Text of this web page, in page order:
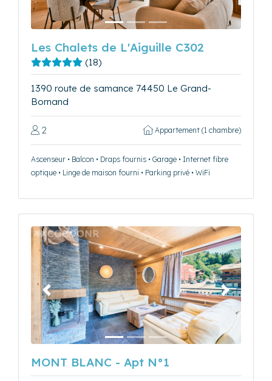
Les Chalets de L'Aiguille C302
(18)
1390 route de samance 74450 Le Grand-
Bornand
2 Appartement (1 chambre)
Ascenseur • Balcon • Draps fournis • Garage • Internet fibre
optique • Linge de maison fourni • Parking privé • WiFi
Précédent Suivant
MONT BLANC - Apt N°1